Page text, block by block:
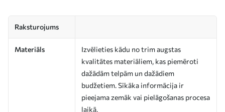
Raksturojums
Materiāls
Izvēlieties kādu no trim augstas
kvalitātes materiāliem, kas piemēroti
dažādām telpām un dažādiem
budžetiem. Sīkāka informācija ir
pieejama zemāk vai pielāgošanas procesa
laikā.